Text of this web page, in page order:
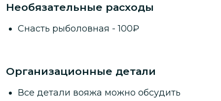
Необязательные расходы
Снасть рыболовная -100₽
Организационные детали
Все детали вояжа можно обсудить